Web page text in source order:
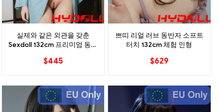
실제와 같은 외관을 갖춘
Sexdoll 132cm 프리미엄 동반
$445
쁘띠 리얼 러브 동반자 소프트
터치 132cm 체험 인형
$629